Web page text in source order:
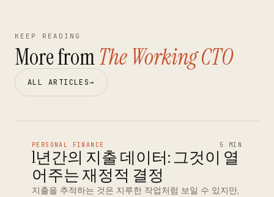
KEEP READING
More fromThe Working CTO
ALL ARTICLES→
PERSONAL FINANCE 5 MIN
1년간의 지출 데이터: 그것이 열
어주는 재정적 결정
지출을 추적하는 것은 지루한 작업처럼 보일 수 있지만,